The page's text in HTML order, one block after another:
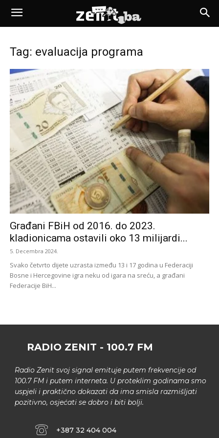
Tag: evaluacija programa
Građani FBiH od 2016. do 2023.
kladionicama ostavili oko 13 milijardi...
5. Decembra 2024.
Svako četvrto dijete uzrasta između 13 i 17 godina u Federaciji
Bosne i Hercegovine igra neku od igara na sreću, a građani
Federacije BiH...
RADIO ZENIT - 100.7 FM
Radio Zenit svoj signal emituje putem frekvencije od
100.7 FM i putem interneta. U proteklim godinama smo
uspjeli i praktično dokazati da ima smisla razmišljati
pozitivno, osjećati se dobro i biti bolji.
+387 32 404 004